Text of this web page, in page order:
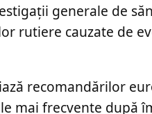
generale de
rutiere cauzate de
recomandărilor
mai frecvente după